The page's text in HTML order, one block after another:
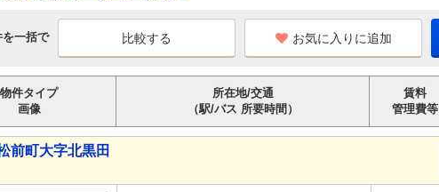
一括で お気に入りに追加
物件タイプ
画像
所在地/交通
（駅/バス 所要時間）
賃料
管理費等
前町大字北黒田